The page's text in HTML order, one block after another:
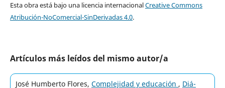
Esta obra está bajo una licencia internacionalCreative Commons
Atribución-NoComercial-SinDerivadas 4.0.
Artículos más leídos del mismo autor/a
José Humberto Flores, Complejidad y educación , Diá-